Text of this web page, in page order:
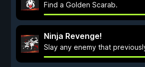
Find a Golden Scarab.
Ninja Revenge!
Slay any enemy that